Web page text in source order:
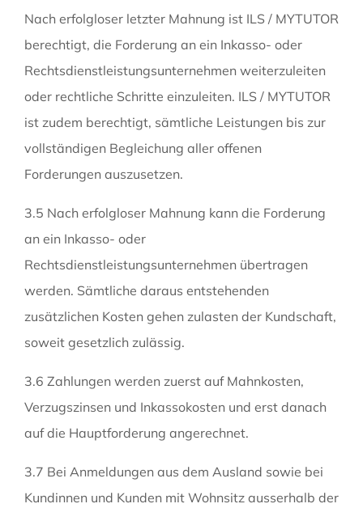
Nach erfolgloser letzter Mahnung ist ILS / MYTUTOR
berechtigt, die Forderung an ein Inkasso- oder
Rechtsdienstleistungsunternehmen weiterzuleiten
oder rechtliche Schritte einzuleiten. ILS / MYTUTOR
ist zudem berechtigt, sämtliche Leistungen bis zur
vollständigen Begleichung aller offenen
Forderungen auszusetzen.
3.5 Nach erfolgloser Mahnung kann die Forderung
an ein Inkasso- oder
Rechtsdienstleistungsunternehmen übertragen
werden. Sämtliche daraus entstehenden
zusätzlichen Kosten gehen zulasten der Kundschaft,
soweit gesetzlich zulässig.
3.6 Zahlungen werden zuerst auf Mahnkosten,
Verzugszinsen und Inkassokosten und erst danach
auf die Hauptforderung angerechnet.
3.7 Bei Anmeldungen aus dem Ausland sowie bei
Kundinnen und Kunden mit Wohnsitz ausserhalb der